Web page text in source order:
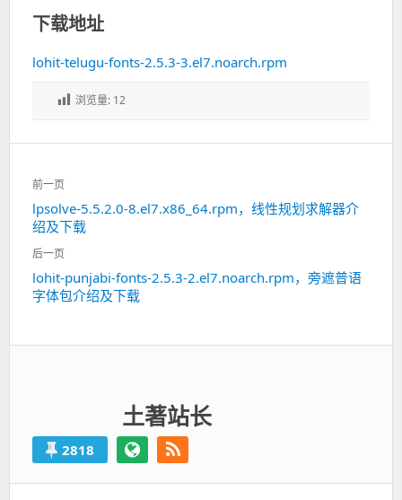
下载地址
lohit-telugu-fonts-2.5.3-3.el7.noarch.rpm
浏览量: 12
文
章
导
航
前一页
上
一
篇：
lpsolve-5.5.2.0-8.el7.x86_64.rpm，线性规划求解器介
绍及下载
后一页
下
一
lohit-punjabi-fonts-2.5.3-2.el7.noarch.rpm，旁遮普语
字体包介绍及下载
土著站长
2818